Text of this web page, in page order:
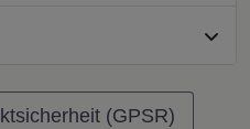
(GPSR)